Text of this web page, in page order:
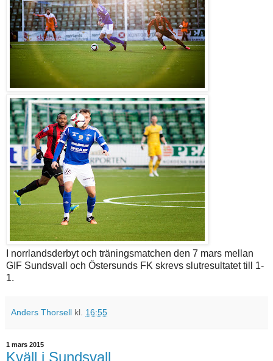
I norrlandsderbyt och träningsmatchen den 7 mars mellan
GIF Sundsvall och Östersunds FK skrevs slutresultatet till 1-
1.
Anders Thorsell kl. 16:55
1 mars 2015
Kväll i Sundsvall